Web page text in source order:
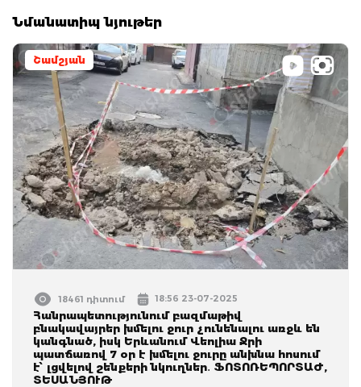
Նմանատիպ նյութեր
Շամշյան
18461 դիտում 18:56 23-07-2025
Հանրապետությունում բազմաթիվ
բնակավայրեր խմելու ջուր չունենալու առջև են
կանգնած, իսկ Երևանում Վեոլիա Ջրի
պատճառով 7 օր է խմելու ջուրը անխնա հոսում
է՝ լցվելով շենքերի նկուղներ․ ՖՈՏՈՌԵՊՈՐՏԱԺ,
ՏԵՍԱՆՅՈՒԹ